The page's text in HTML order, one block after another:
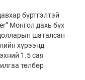
бүртгэлтэй
Монгол дахь бүх
шаталсан
хүрээнд
1.5 сая
төлбөр